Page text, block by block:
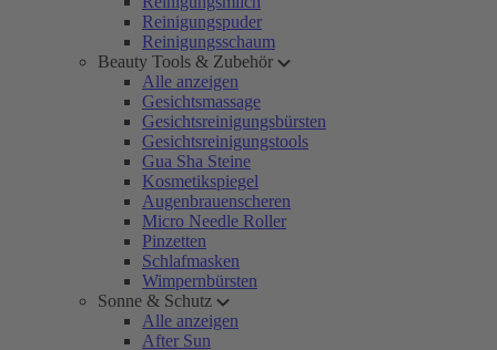
Reinigungspuder
Reinigungsschaum
Beauty Tools & Zubehör
Alle anzeigen
Gesichtsmassage
Gesichtsreinigungsbürsten
Gesichtsreinigungstools
Gua Sha Steine
Kosmetikspiegel
Augenbrauenscheren
Micro Needle Roller
Pinzetten
Schlafmasken
Wimpernbürsten
Sonne & Schutz
Alle anzeigen
After Sun